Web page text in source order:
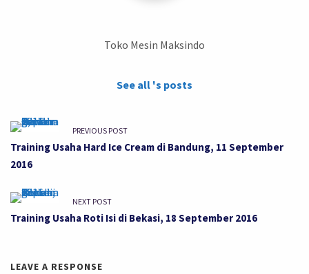
Toko Mesin Maksindo
See all 's posts
PREVIOUS POST
Training Usaha Hard Ice Cream di Bandung, 11 September
2016
NEXT POST
Training Usaha Roti Isi di Bekasi, 18 September 2016
LEAVE A RESPONSE